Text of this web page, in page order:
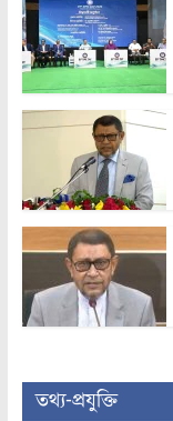
তথ্য-প্রযুক্তি